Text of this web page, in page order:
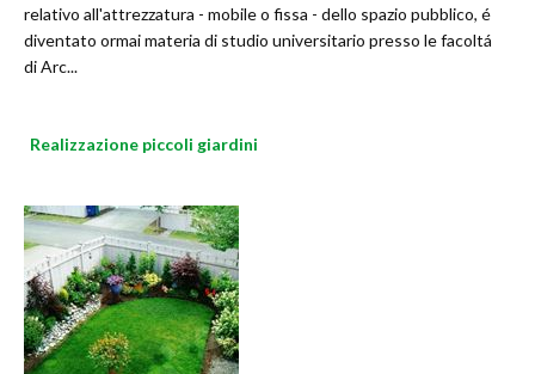
relativo all'attrezzatura - mobile o fissa - dello spazio pubblico, é
diventato ormai materia di studio universitario presso le facoltá
di Arc...
Realizzazione piccoli giardini